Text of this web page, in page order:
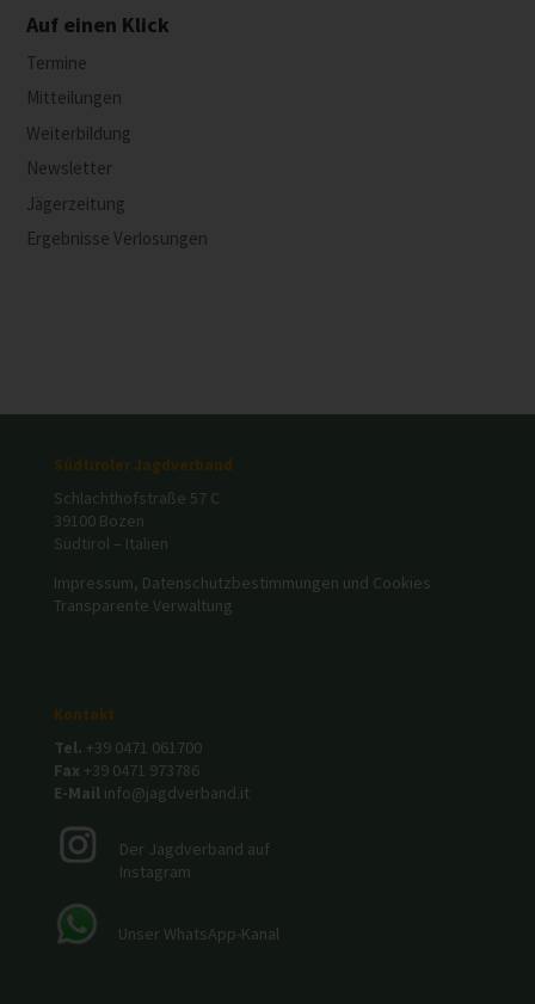
Auf einen Klick
Termine
Mitteilungen
Weiterbildung
Newsletter
Jägerzeitung
Ergebnisse Verlosungen
Südtiroler Jagdverband
Schlachthofstraße 57 C
39100 Bozen
Südtirol – Italien
Impressum, Datenschutzbestimmungen und Cookies
Transparente Verwaltung
Kontakt
Tel. +39 0471 061700
Fax +39 0471 973786
E-Mail info@jagdverband.it
Der Jagdverband auf
Instagram
Unser WhatsApp-Kanal